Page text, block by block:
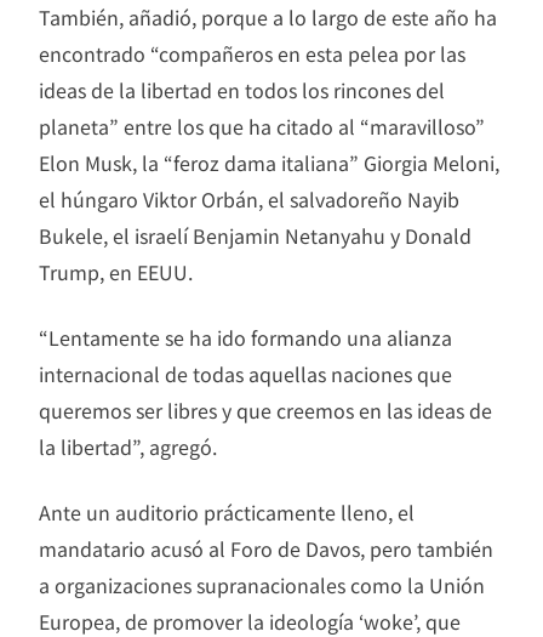
También, añadió, porque a lo largo de este año ha
encontrado “compañeros en esta pelea por las
ideas de la libertad en todos los rincones del
planeta” entre los que ha citado al “maravilloso”
Elon Musk, la “feroz dama italiana” Giorgia Meloni,
el húngaro Viktor Orbán, el salvadoreño Nayib
Bukele, el israelí Benjamin Netanyahu y Donald
Trump, en EEUU.
“Lentamente se ha ido formando una alianza
internacional de todas aquellas naciones que
queremos ser libres y que creemos en las ideas de
la libertad”, agregó.
Ante un auditorio prácticamente lleno, el
mandatario acusó al Foro de Davos, pero también
a organizaciones supranacionales como la Unión
Europea, de promover la ideología ‘woke’, que